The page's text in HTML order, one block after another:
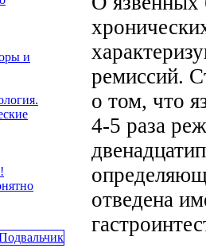
и
ремиссий.
о том, что
4-5 раза
отведена